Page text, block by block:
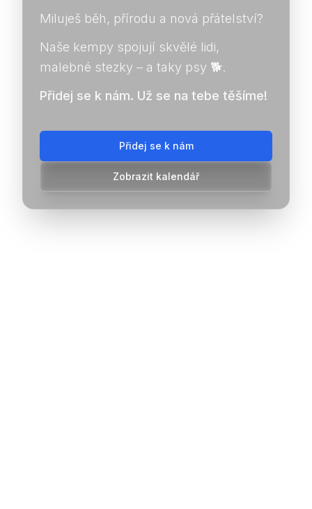
Miluješ běh, přírodu a nová přátelství?
Naše kempy spojují skvělé lidi,
malebné stezky – a taky psy 🐕.
Přidej se k nám. Už se na tebe těšíme!
Přidej se k nám
Zobrazit kalendář